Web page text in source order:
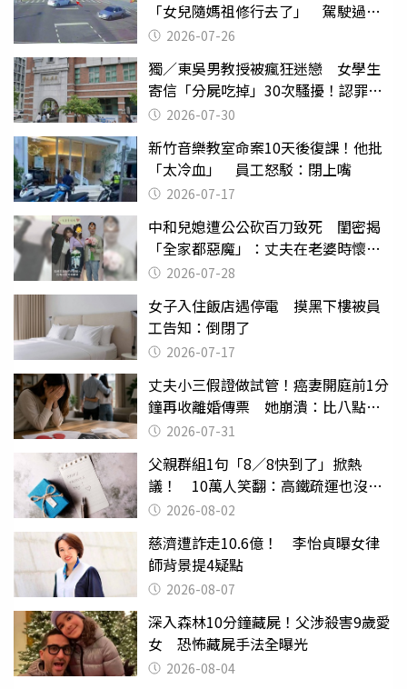
「女兒隨媽祖修行去了」 駕駛過失
致死判9月
2026-07-26
獨／東吳男教授被瘋狂迷戀 女學生
寄信「分屍吃掉」30次騷擾！認罪免
關 2026-07-30
新竹音樂教室命案10天後復課！他批
「太冷血」 員工怒駁：閉上嘴
2026-07-17
中和兒媳遭公公砍百刀致死 閨密揭
「全家都惡魔」：丈夫在老婆時懷孕
摔東西
2026-07-28
女子入住飯店遇停電 摸黑下樓被員
工告知：倒閉了
2026-07-17
丈夫小三假證做試管！癌妻開庭前1分
鐘再收離婚傳票 她崩潰：比八點檔
還扯2026-07-31
父親群組1句「8／8快到了」掀熱
議！ 10萬人笑翻：高鐵疏運也沒列
父親節
2026-08-02
慈濟遭詐走10.6億！ 李怡貞曝女律
師背景提4疑點
2026-08-07
深入森林10分鐘藏屍！父涉殺害9歲愛
女 恐怖藏屍手法全曝光
2026-08-04